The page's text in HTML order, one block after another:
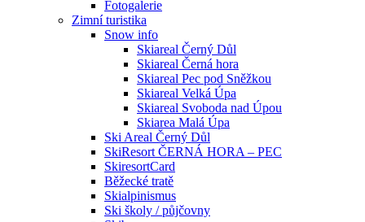
Fotogalerie
Zimní turistika
Snow info
Skiareal Černý Důl
Skiareal Černá hora
Skiareal Pec pod Sněžkou
Skiareal Velká Úpa
Skiareal Svoboda nad Úpou
Skiarea Malá Úpa
Ski Areal Černý Důl
SkiResort ČERNÁ HORA – PEC
SkiresortCard
Běžecké tratě
Skialpinismus
Ski školy / půjčovny